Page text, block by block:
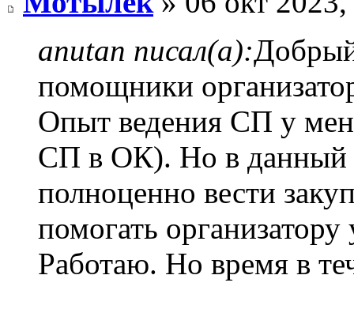
anutan писал(а):
помощники
Опыт ведения СП у
СП в ОК). Но в данный
полноценно вести
помогать
Работаю. Но время в